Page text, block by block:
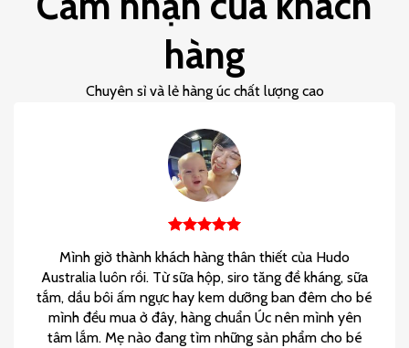
hàng
Chuyên sỉ và lẻ hàng úc chất lượng cao
Mình giờ thành khách hàng thân thiết của Hudo
Australia luôn rồi. Từ sữa hộp, siro tăng đề kháng, sữa
tắm, dầu bôi ấm ngực hay kem dưỡng ban đêm cho bé
mình đều mua ở đây, hàng chuẩn Úc nên mình yên
tâm lắm. Mẹ nào đang tìm những sản phẩm cho bé